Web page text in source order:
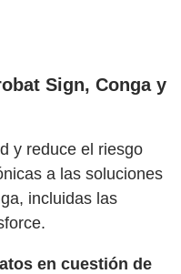
Sign, Conga y
y reduce el riesgo
a las soluciones
incluidas las
en cuestión de